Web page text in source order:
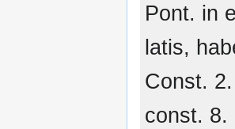
Pont. in
latis,
Const.
const. 8.